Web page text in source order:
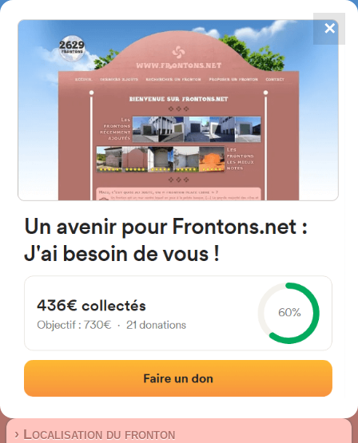
FRONTONS.NET
RECHERCHER UN FRONTON
PROPOSER UN FRONTON
4867
frontons
C. la Fuente 42145 Ocenilla,
Fronton mur à gauche
Localisation|Photos|Commentaires et avis
› Localisation du fronton
✕